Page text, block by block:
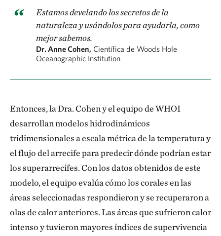
Estamos develando los secretos de la
naturaleza y usándolos para ayudarla, como
mejor sabemos.
Dr. Anne Cohen, Científica de Woods Hole
Oceanographic Institution
Entonces, la Dra. Cohen y el equipo de WHOI
desarrollan modelos hidrodinámicos
tridimensionales a escala métrica de la temperatura y
el flujo del arrecife para predecir dónde podrían estar
los superarrecifes. Con los datos obtenidos de este
modelo, el equipo evalúa cómo los corales en las
áreas seleccionadas respondieron y se recuperaron a
olas de calor anteriores. Las áreas que sufrieron calor
intenso y tuvieron mayores índices de supervivencia